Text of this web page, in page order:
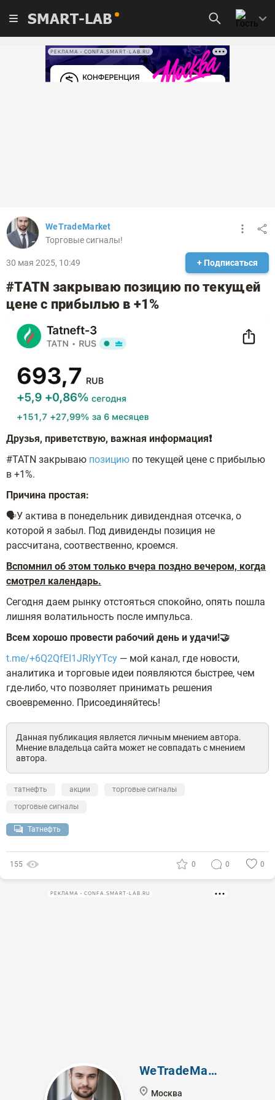
SMART-LAB
РЕКЛАМА • CONFA.SMART-LAB.RU
WeTradeMarket
Торговые сигналы!
30 мая 2025, 10:49 + Подписаться
#TATN закрываю позицию по текущей
цене с прибылью в +1%
Друзья, приветствую, важная информация❗️
#TATN закрываю позицию по текущей цене с прибылью
в +1%.
Причина простая:
🗣У актива в понедельник дивидендная отсечка, о
которой я забыл. Под дивиденды позиция не
рассчитана, соотвественно, кроемся.
Вспомнил об этом только вчера поздно вечером, когда
смотрел календарь.
Сегодня даем рынку отстояться спокойно, опять пошла
лишняя волатильность после импульса.
Всем хорошо провести рабочий день и удачи!🤝
t.me/+6Q2QfEI1JRIyYTcy — мой канал, где новости,
аналитика и торговые идеи появляются быстрее, чем
где-либо, что позволяет принимать решения
своевременно. Присоединяйтесь!
Данная публикация является личным мнением автора.
Мнение владельца сайта может не совпадать с мнением
автора.
татнефть акции
торговые сигналы
торговые сигналы
Татнефть
155 0 0 0
РЕКЛАМА • CONFA.SMART-LAB.RU
WeTradeMarket
Москва